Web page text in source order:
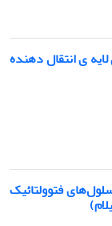
ی انتقال دهنده
فتوولتائیک